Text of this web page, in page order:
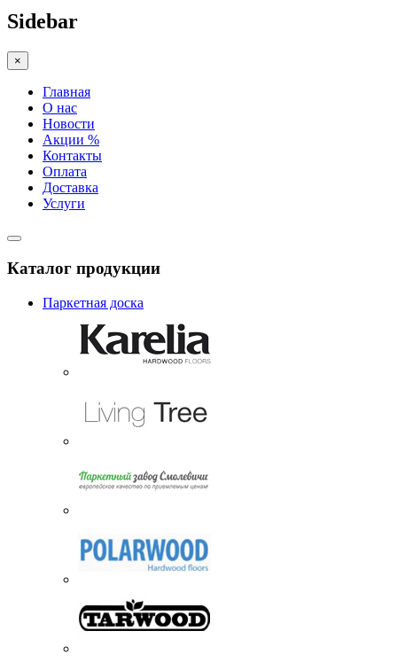
Sidebar
×
Главная
О нас
Новости
Акции %
Контакты
Оплата
Доставка
Услуги
Каталог продукции
Паркетная доска